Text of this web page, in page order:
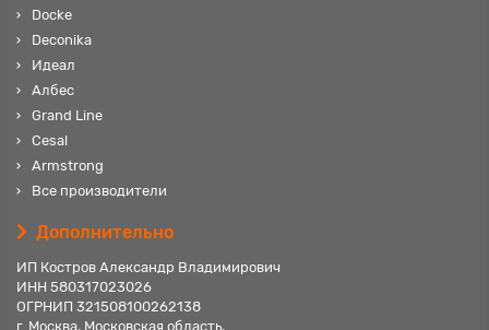
Docke
Deconika
Идеал
Албес
Grand Line
Cesal
Armstrong
Все производители
Дополнительно
ИП Костров Александр Владимирович
ИНН 580317023026
ОГРНИП 321508100262138
г. Москва, Московская область,